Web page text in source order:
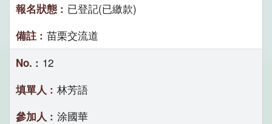
已登記(已繳款)
苗栗交流道
12
林芳語
涂國華